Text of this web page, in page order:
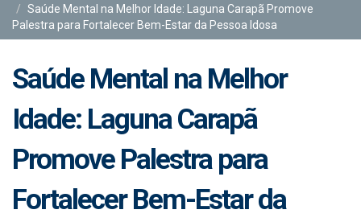
Saúde Mental na Melhor Idade: Laguna Carapã Promove
Palestra para Fortalecer Bem-Estar da Pessoa Idosa
Saúde Mental na Melhor
Idade: Laguna Carapã
Promove Palestra para
Fortalecer Bem-Estar da